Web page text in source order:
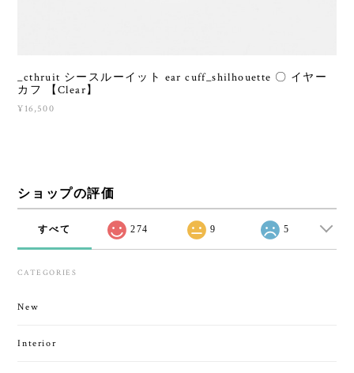
_cthruit シースルーイット ear cuff_shilhouette 〇 イヤー
カフ 【Clear】
¥16,500
ショップの評価
すべて 274 9 5
CATEGORIES
New
Interior